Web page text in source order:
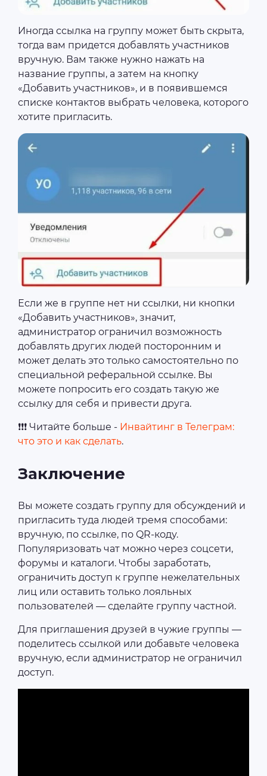
Иногда ссылка на группу может быть скрыта,
тогда вам придется добавлять участников
вручную. Вам также нужно нажать на
название группы, а затем на кнопку
«Добавить участников», и в появившемся
списке контактов выбрать человека, которого
хотите пригласить.
Если же в группе нет ни ссылки, ни кнопки
«Добавить участников», значит,
администратор ограничил возможность
добавлять других людей посторонним и
может делать это только самостоятельно по
специальной реферальной ссылке. Вы
можете попросить его создать такую же
ссылку для себя и привести друга.
❗❗❗ Читайте больше - Инвайтинг в Телеграм:
что это и как сделать.
Заключение
Вы можете создать группу для обсуждений и
пригласить туда людей тремя способами:
вручную, по ссылке, по QR-коду.
Популяризовать чат можно через соцсети,
форумы и каталоги. Чтобы заработать,
ограничить доступ к группе нежелательных
лиц или оставить только лояльных
пользователей — сделайте группу частной.
Для приглашения друзей в чужие группы —
поделитесь ссылкой или добавьте человека
вручную, если администратор не ограничил
доступ.